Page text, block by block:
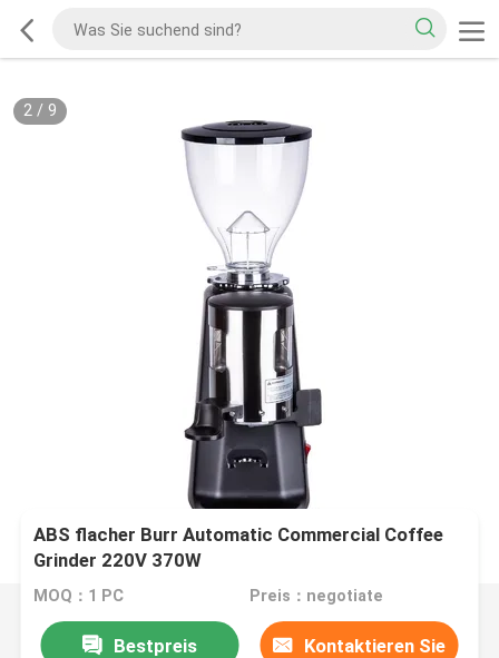
2/ 9
ABS flacher Burr Automatic Commercial Coffee
Grinder 220V 370W
MOQ：1 PC Preis：negotiate
Bestpreis Kontaktieren Sie